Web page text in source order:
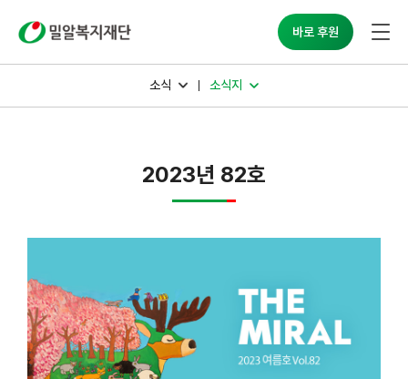
바로 후원
소식 소식지
2023년 82호